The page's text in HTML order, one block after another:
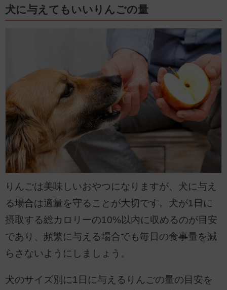
犬に与えてもいいりんごの量
りんごは美味しいおやつになりますが、犬に与え
る場合は適量を守ることが大切です。犬が1日に
摂取する総カロリーの10%以内に収めるのが目安
であり、頻繁に与える場合でも毎日の食事量を減
らさないようにしましょう。
犬のサイズ別に1日に与えるりんごの量の目安を